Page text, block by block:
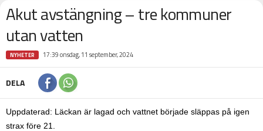
Akut avstängning – tre kommuner
utan vatten
NYHETER 17:39 onsdag, 11 september, 2024
DELA
Uppdaterad: Läckan är lagad och vattnet började släppas på igen
strax före 21.